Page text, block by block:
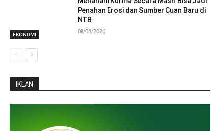
EKONOMI
Penahan Erosi dan Sumber Cuan Baru di
NTB
08/08/2026
IKLAN